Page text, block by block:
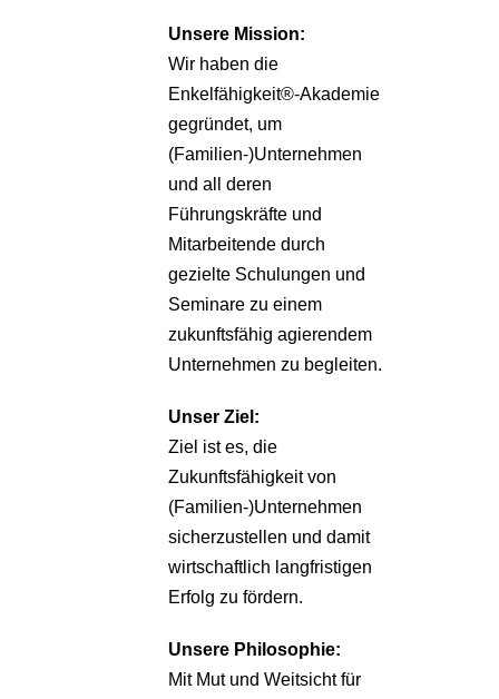
Unsere Mission:
Wir haben die
Enkelfähigkeit®-Akademie
gegründet, um
(Familien-)Unternehmen
und all deren
Führungskräfte und
Mitarbeitende durch
gezielte Schulungen und
Seminare zu einem
zukunftsfähig agierendem
Unternehmen zu begleiten.
Unser Ziel:
Ziel ist es, die
Zukunftsfähigkeit von
(Familien-)Unternehmen
sicherzustellen und damit
wirtschaftlich langfristigen
Erfolg zu fördern.
Unsere Philosophie:
Mit Mut und Weitsicht für